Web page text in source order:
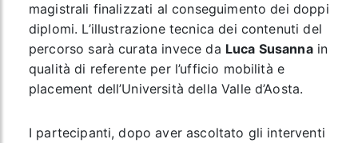
magistrali finalizzati al conseguimento dei doppi
diplomi. L’illustrazione tecnica dei contenuti del
percorso sarà curata invece da Luca Susannain
qualità di referente per l’ufficio mobilità e
placement dell’Università della Valle d’Aosta.
I partecipanti, dopo aver ascoltato gli interventi